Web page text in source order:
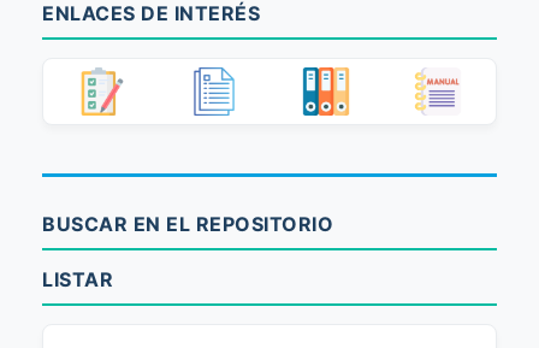
ENLACES DE INTERÉS
BUSCAR EN EL REPOSITORIO
LISTAR